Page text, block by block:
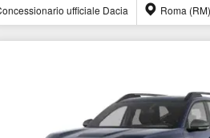
ufficiale Dacia Roma (RM)